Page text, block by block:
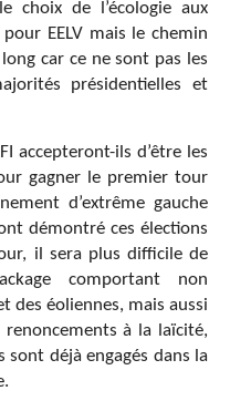
choix de l’écologie aux
EELV mais le chemin
car ce ne sont pas les
présidentielles et
accepteront-ils d’être les
gagner le premier tour
d’extrême gauche
démontré ces élections
il sera plus difficile de
comportant non
des éoliennes, mais aussi
à la laïcité,
déjà engagés dans la